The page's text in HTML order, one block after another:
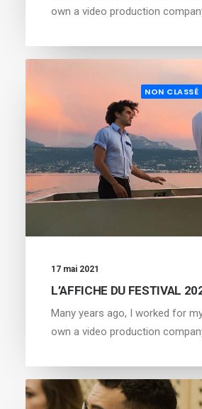
own a video production
NON CLASSÉ
17 mai 2021
L’AFFICHE DU FESTIVAL
Many years ago, I worked for
own a video production